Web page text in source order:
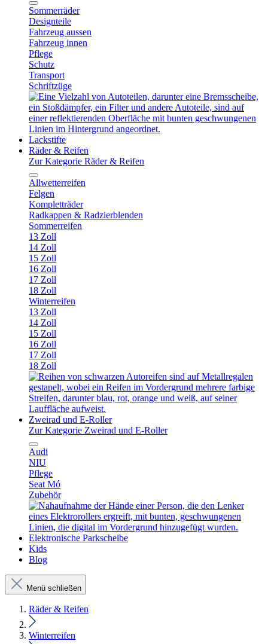
Sommerräder
Designteile
Fahrzeug aussen
Fahrzeug innen
Pflege
Schutz
Transport
Schriftzüge
Lackstifte
Räder & Reifen
Zur Kategorie Räder & Reifen
Allwetterreifen
Felgen
Kompletträder
Radkappen & Radzierblenden
Sommerreifen
13 Zoll
14 Zoll
15 Zoll
16 Zoll
17 Zoll
18 Zoll
Winterreifen
13 Zoll
14 Zoll
15 Zoll
16 Zoll
17 Zoll
18 Zoll
Zweirad und E-Roller
Zur Kategorie Zweirad und E-Roller
Audi
NIU
Pflege
Seat Mó
Zubehör
Elektronische Parkscheibe
Kids
Blog
Menü schließen
Räder & Reifen
Winterreifen